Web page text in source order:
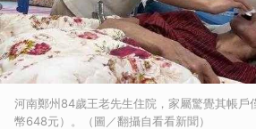
河南鄭州84歲王老先生住院，家屬驚覺其帳戶
幣648元）。（圖／翻攝自看看新聞）